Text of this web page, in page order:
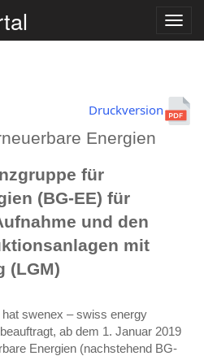
Druckversion
Energien
für
(BG-EE) für
und den
mit
(LGM)
swenex – swiss energy
ab dem 1. Januar 2019
Energien (nachstehend BG-